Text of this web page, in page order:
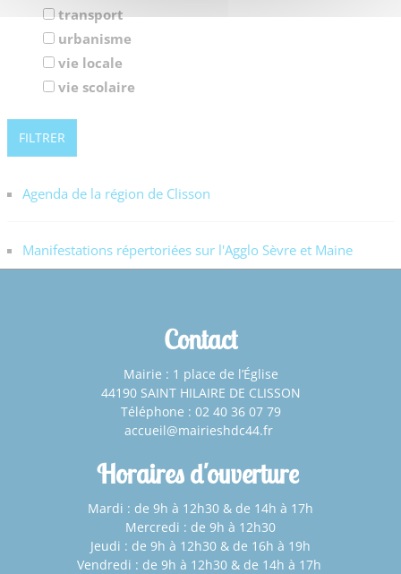
transport
urbanisme
vie locale
vie scolaire
Agenda de la région de Clisson
Manifestations répertoriées sur l'Agglo Sèvre et Maine
Contact
Mairie : 1 place de l’Église
44190 SAINT HILAIRE DE CLISSON
Téléphone : 02 40 36 07 79
accueil@mairieshdc44.fr
Horaires d'ouverture
Mardi : de 9h à 12h30 & de 14h à 17h
Mercredi : de 9h à 12h30
Jeudi : de 9h à 12h30 & de 16h à 19h
Vendredi : de 9h à 12h30 & de 14h à 17h